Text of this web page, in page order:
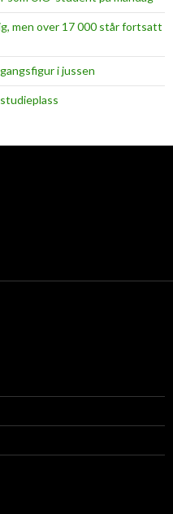
men over 17 000 står fortsatt
i jussen